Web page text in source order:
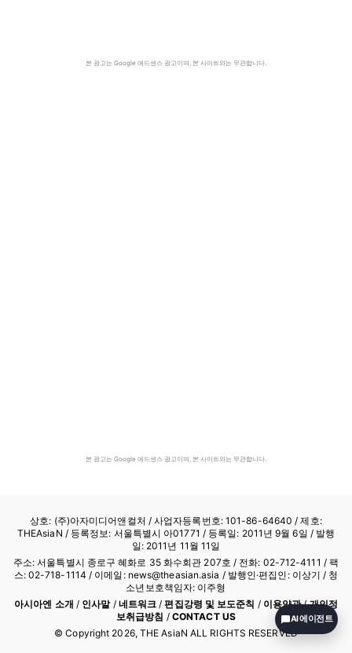
본 광고는 Google 애드센스 광고이며, 본 사이트와는 무관합니다.
본 광고는 Google 애드센스 광고이며, 본 사이트와는 무관합니다.
상호: (주)아자미디어앤컬처 /사업자등록번호: 101-86-64640 / 제호:
THEAsiaN / 등록정보: 서울특별시 아01771 / 등록일: 2011년 9월 6일 / 발행
일: 2011년 11월 11일
주소: 서울특별시 종로구 혜화로 35 화수회관 207호 / 전화: 02-712-4111 / 팩
스: 02-718-1114 / 이메일: news@theasian.asia / 발행인·편집인: 이상기 / 청
소년보호책임자: 이주형
아시아엔 소개 / 인사말/ 네트워크 /편집강령 및 보도준칙 / 이용약관/개인정
보취급방침 / CONTACT US
© Copyright 2026, THE AsiaN ALL RIGHTS RESERVED
AI 에이전트